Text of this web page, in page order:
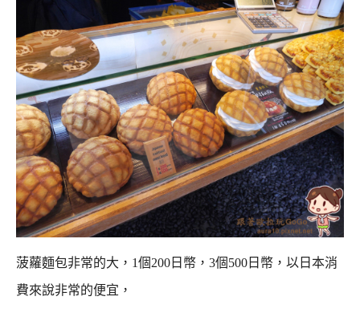
菠蘿麵包非常的大，1個200日幣，3個500日幣，以日本消
費來說非常的便宜，